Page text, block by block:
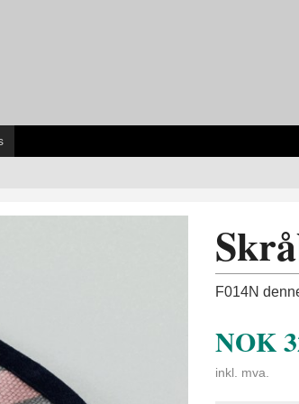
F014N
NOK
inkl. mva.